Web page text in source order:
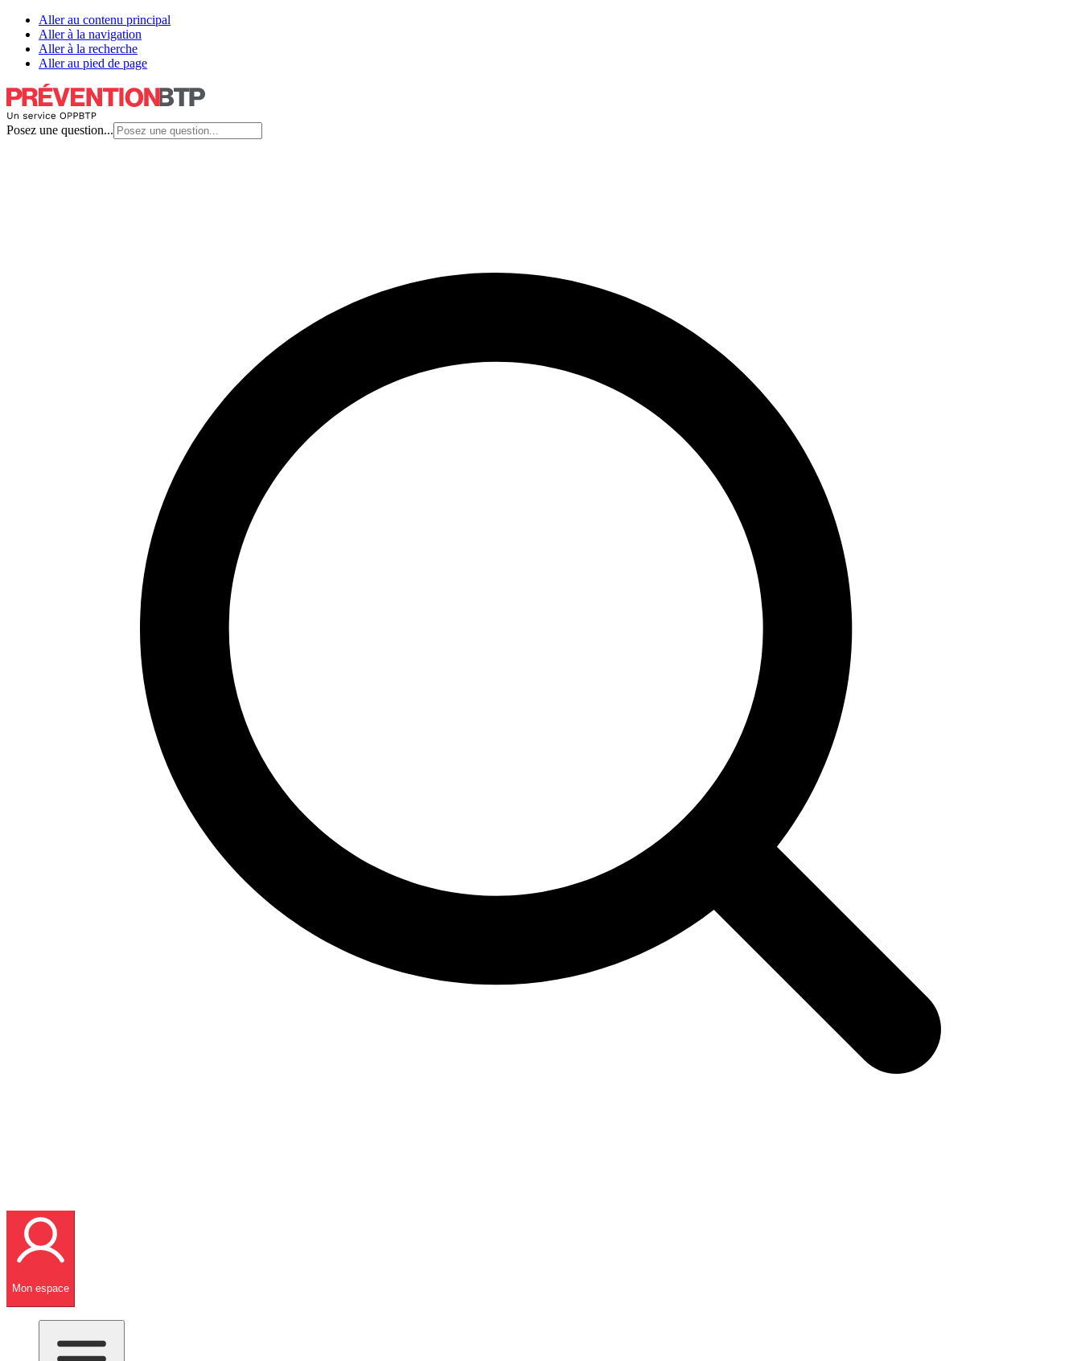
Aller au contenu principal
Aller à la navigation
Aller à la recherche
Aller au pied de page
Posez une question...
Mon espace